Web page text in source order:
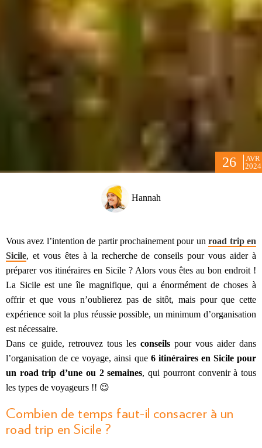
26
AVR
2024
Hannah
Vous avez l’intention de partir prochainement pour unroad trip en
Sicile, et vous êtes à la recherche de conseils pour vous aider à
préparer vos itinéraires en Sicile ? Alors vous êtes au bon endroit !
La Sicile est une île magnifique, qui a énormément de choses à
offrir et que vous n’oublierez pas de sitôt, mais pour que cette
expérience soit la plus réussie possible, un minimum d’organisation
est nécessaire.
Dans ce guide, retrouvez tous les conseils pour vous aider dans
l’organisation de ce voyage, ainsi que 6 itinéraires en Sicile pour
un road trip d’une ou 2 semaines, qui pourront convenir à tous
les types de voyageurs !! 😉
Combien de temps faut-il consacrer à un
road trip en Sicile ?